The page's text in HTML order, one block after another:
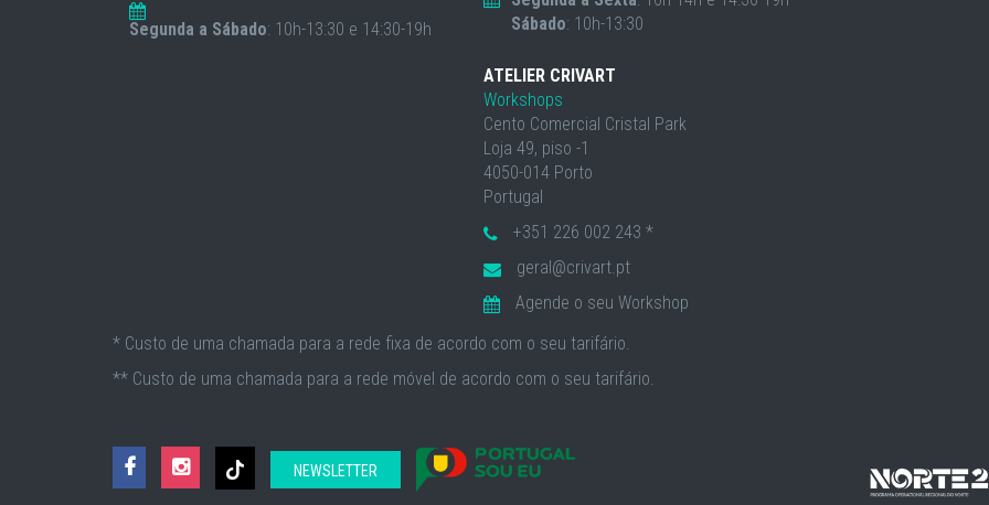
Segunda a Sábado: 10h-13:30 e 14:30-19h
Sábado: 10h-13:30
ATELIER CRIVART
Workshops
Cento Comercial Cristal Park
Loja 49, piso -1
4050-014 Porto
Portugal
+351 226 002 243 *
geral@crivart.pt
Agende o seu Workshop
* Custo de uma chamada para a rede fixa de acordo com o seu tarifário.
** Custo de uma chamada para a rede móvel de acordo com o seu tarifário.
NEWSLETTER